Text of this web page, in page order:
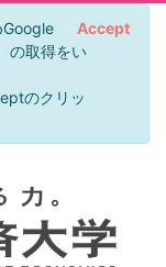
の取得をい
のクリッ
Accept